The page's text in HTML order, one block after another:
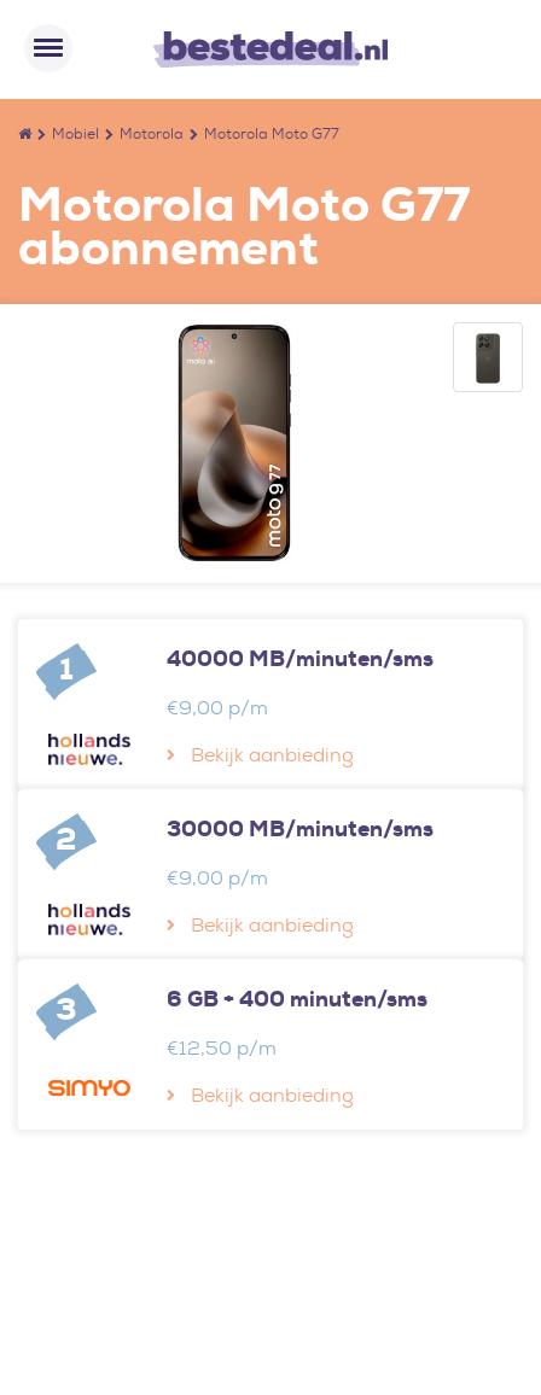
Mobiel Motorola Motorola Moto G77
Motorola Moto G77
abonnement
1 40000 MB/minuten/sms
€9,00 p/m
Bekijk aanbieding
2 30000 MB/minuten/sms
€9,00 p/m
Bekijk aanbieding
3 6 GB + 400 minuten/sms
€12,50 p/m
Bekijk aanbieding